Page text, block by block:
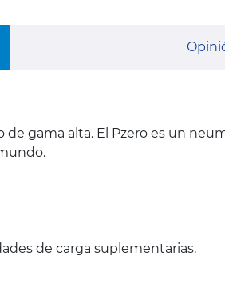
gama alta. El Pzero es un
de carga suplementarias.